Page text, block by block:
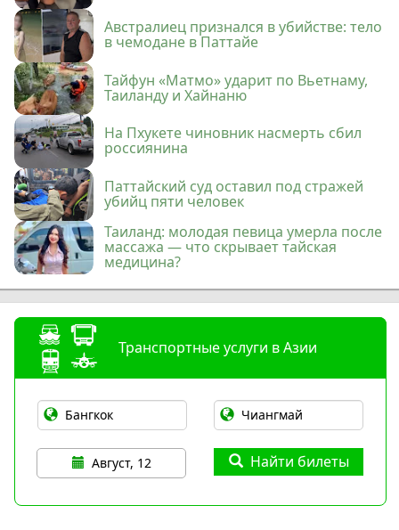
Австралиец признался в убийстве: тело
в чемодане в Паттайе
Тайфун «Матмо» ударит по Вьетнаму,
Таиланду и Хайнаню
На Пхукете чиновник насмерть сбил
россиянина
Паттайский суд оставил под стражей
убийц пяти человек
Таиланд: молодая певица умерла после
массажа — что скрывает тайская
медицина?
Транспортные услуги в Азии
Август, 12 Найти билеты